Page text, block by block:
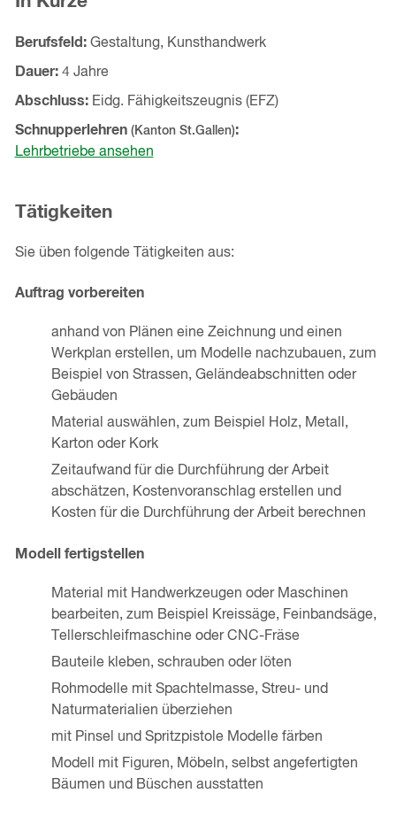
Berufsfeld
Gestaltung, Kunsthandwerk
Dauer 4 Jahre
Abschluss
Eidg. Fähigkeitszeugnis (EFZ)
Schnupperlehren (Kanton St.Gallen)
Lehrbetriebe ansehen
Tätigkeiten
Sie üben folgende Tätigkeiten aus:
Auftrag vorbereiten
anhand von Plänen eine Zeichnung und einen
Werkplan erstellen, um Modelle nachzubauen, zum
Beispiel von Strassen, Geländeabschnitten oder
Gebäuden
Material auswählen, zum Beispiel Holz, Metall,
Karton oder Kork
Zeitaufwand für die Durchführung der Arbeit
abschätzen, Kostenvoranschlag erstellen und
Kosten für die Durchführung der Arbeit berechnen
Modell fertigstellen
Material mit Handwerkzeugen oder Maschinen
bearbeiten, zum Beispiel Kreissäge, Feinbandsäge,
Tellerschleifmaschine oder CNC-Fräse
Bauteile kleben, schrauben oder löten
Rohmodelle mit Spachtelmasse, Streu- und
Naturmaterialien überziehen
mit Pinsel und Spritzpistole Modelle färben
Modell mit Figuren, Möbeln, selbst angefertigten
Bäumen und Büschen ausstatten